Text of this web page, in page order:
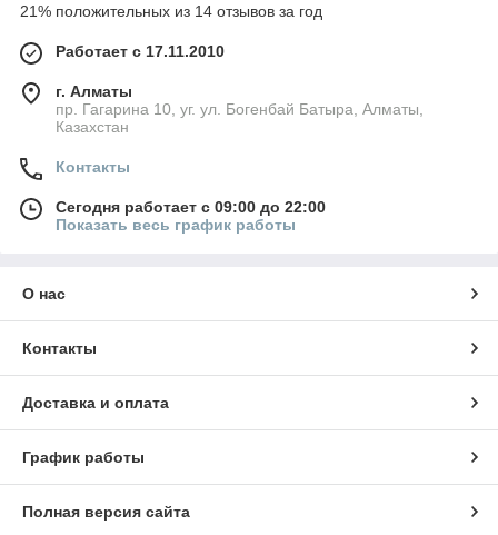
21% положительных из 14 отзывов за год
Работает с 17.11.2010
г. Алматы
пр. Гагарина 10, уг. ул. Богенбай Батыра, Алматы,
Казахстан
Контакты
Сегодня работает с 09:00 до 22:00
Показать весь график работы
О нас
Контакты
Доставка и оплата
График работы
Полная версия сайта